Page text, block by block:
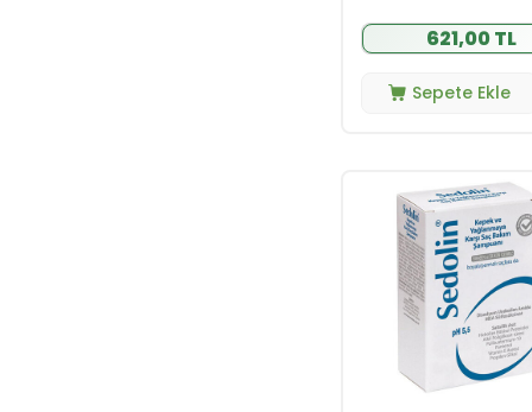
621,00 TL
Sepete Ekle